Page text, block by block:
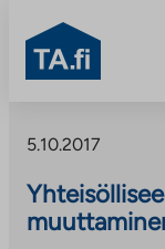
sisältöön
TA.fi
5.10.2017